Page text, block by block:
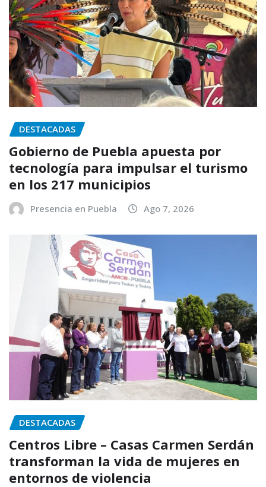
DESTACADAS
Gobierno de Puebla apuesta por
tecnología para impulsar el turismo
en los 217 municipios
Presencia en Puebla Ago 7, 2026
DESTACADAS
Centros Libre – Casas Carmen Serdán
transforman la vida de mujeres en
entornos de violencia